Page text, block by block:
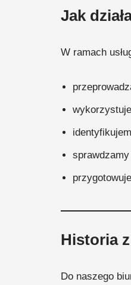
Jak
W ramach
Historia
Do naszego